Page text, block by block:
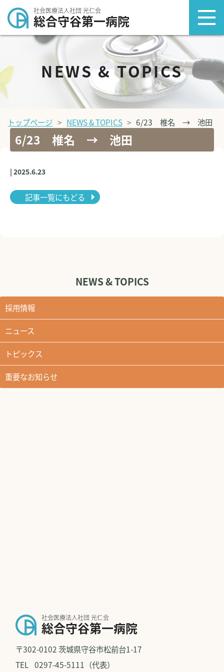
社会医療法人社団 光仁会
総合守谷第一病院
NEWS & TOPICS
トップページ NEWS & TOPICS 6/23 椎名 → 池田
6/23 椎名 → 池田
| 2025.6.23
記事一覧にもどる
NEWS & TOPICS
採用情報
ニュース
トピックス
重要なお知らせ
社会医療法人社団 光仁会
総合守谷第一病院
〒302-0102 茨城県守谷市松前台1-17
TEL 0297-45-5111（代表）